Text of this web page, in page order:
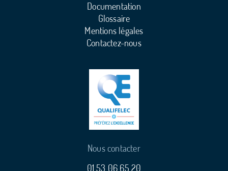
Nous contacter
01 53 06 65 20
Documentation
Glossaire
Mentions légales
Contactez-nous